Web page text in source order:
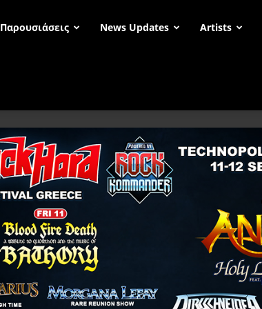
Παρουσιάσεις News Updates Artists